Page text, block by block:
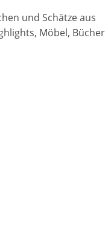
und Schätze aus
Möbel, Bücher